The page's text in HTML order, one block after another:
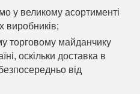
у великому асортименті
виробників;
торговому майданчику
оскільки доставка в
від